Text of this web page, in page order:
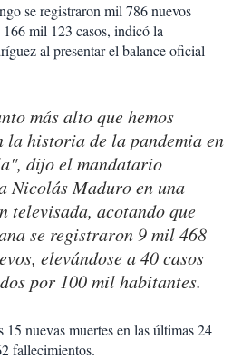
se registraron mil 786 nuevos
mil 123 casos, indicó la
al presentar el balance oficial
más alto que hemos
la historia de la pandemia en
dijo el mandatario
Nicolás Maduro en una
televisada, acotando que
se registraron 9 mil 468
elevándose a 40 casos
por 100 mil habitantes.
15 nuevas muertes en las últimas 24
fallecimientos.